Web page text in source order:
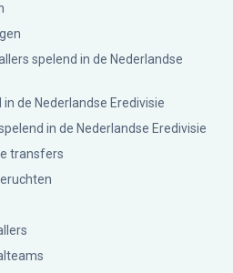
spelend in de Nederlandse
de Nederlandse Eredivisie
in de Nederlandse Eredivisie
transfers